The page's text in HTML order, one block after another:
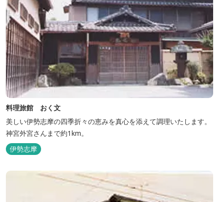
料理旅館 おく文
美しい伊勢志摩の四季折々の恵みを真心を添えて調理いたします。
神宮外宮さんまで約1km。
伊勢志摩